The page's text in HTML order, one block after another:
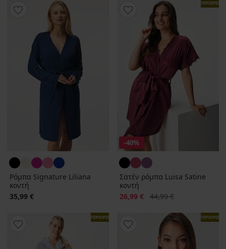
Ρόμπα Signature Liliana
κοντή
35,99 €
-40%
Σατέν ρόμπα Luisa Satine
κοντή
Έκπτωση
26,99 € Αρχική τιμή
44,99 €
ΠΕΡΙΟΡΙΣΜΕΝΑ